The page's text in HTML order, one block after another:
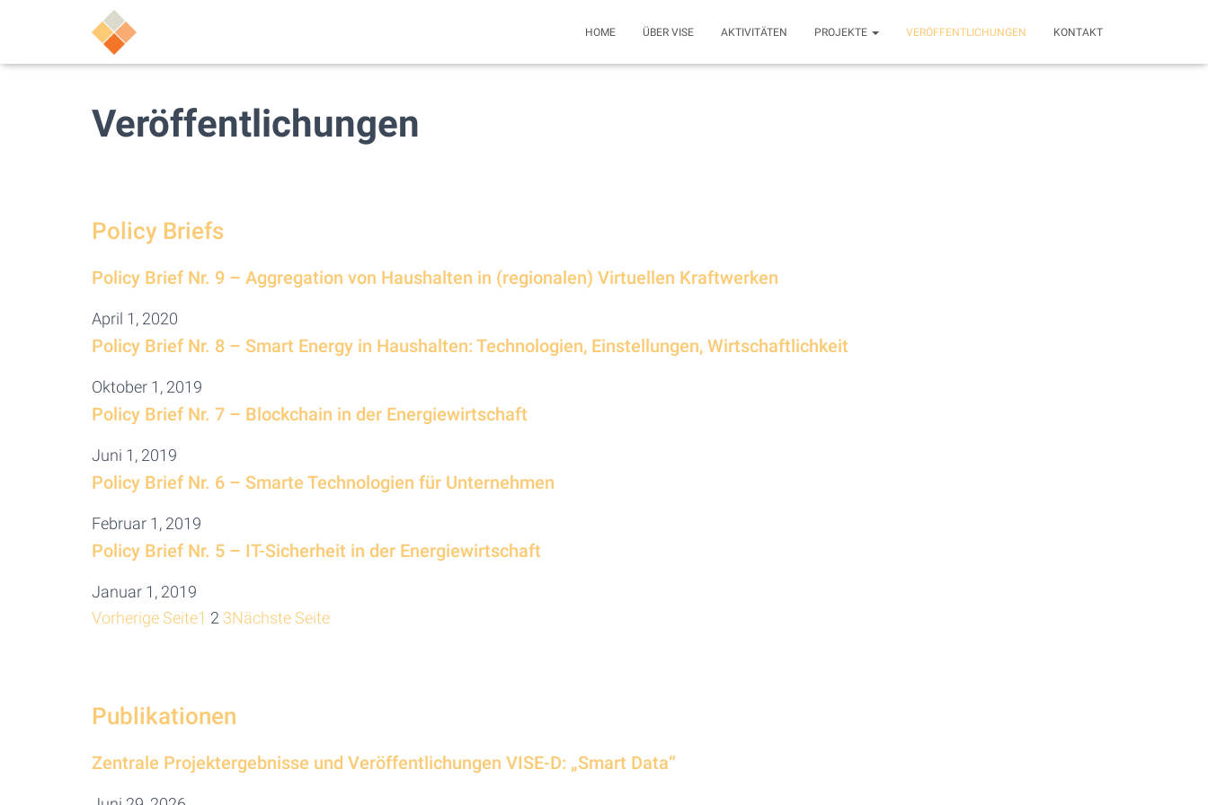
HOME ÜBER VISE AKTIVITÄTEN PROJEKTE VERÖFFENTLICHUNGEN KONTAKT
Veröffentlichungen
Policy Briefs
Policy Brief Nr. 9 – Aggregation von Haushalten in (regionalen) Virtuellen Kraftwerken
April 1, 2020
Policy Brief Nr. 8 – Smart Energy in Haushalten: Technologien, Einstellungen, Wirtschaftlichkeit
Oktober 1, 2019
Policy Brief Nr. 7 – Blockchain in der Energiewirtschaft
Juni 1, 2019
Policy Brief Nr. 6 – Smarte Technologien für Unternehmen
Februar 1, 2019
Policy Brief Nr. 5 – IT-Sicherheit in der Energiewirtschaft
Januar 1, 2019
Vorherige Seite1 2 3Nächste Seite
Publikationen
Zentrale Projektergebnisse und Veröffentlichungen VISE-D: „Smart Data“